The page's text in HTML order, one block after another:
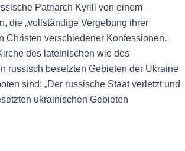
Patriarch Kyrill von einem
die „vollständige Vergebung ihrer
Christen verschiedener Konfessionen.
des lateinischen wie des
russisch besetzten Gebieten der Ukraine
sind: „Der russische Staat verletzt und
ukrainischen Gebieten